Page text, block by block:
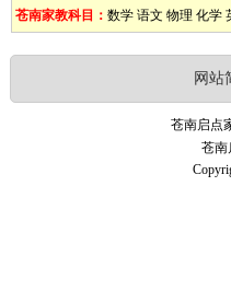
苍南家教科目： 数学 语文 物理 化学
网站
苍南启点
苍